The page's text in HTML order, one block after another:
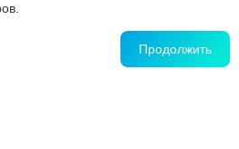
Продолжить